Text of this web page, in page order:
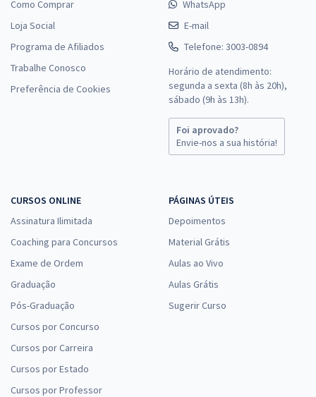
Como Comprar
Loja Social
Programa de Afiliados
Trabalhe Conosco
Preferência de Cookies
WhatsApp
E-mail
Telefone: 3003-0894
Horário de atendimento:
segunda a sexta (8h às 20h),
sábado (9h às 13h).
Foi aprovado?
Envie-nos a sua história!
CURSOS ONLINE
Assinatura Ilimitada
Coaching para Concursos
Exame de Ordem
Graduação
Pós-Graduação
Cursos por Concurso
Cursos por Carreira
Cursos por Estado
Cursos por Professor
PÁGINAS ÚTEIS
Depoimentos
Material Grátis
Aulas ao Vivo
Aulas Grátis
Sugerir Curso